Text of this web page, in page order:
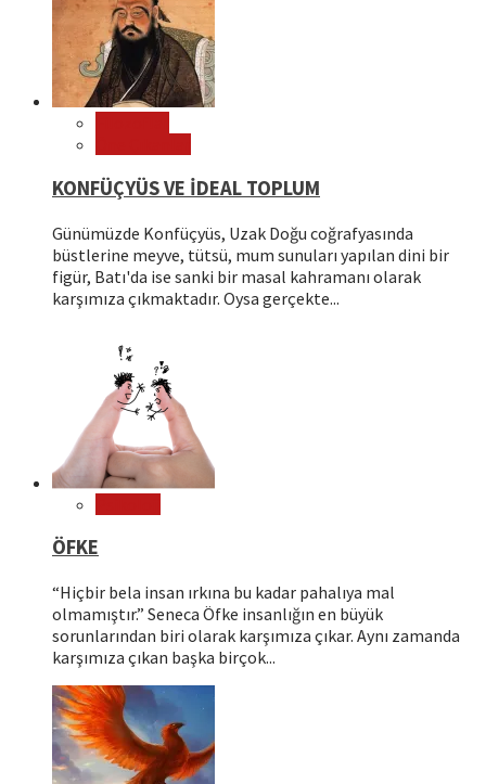
KONFÜÇYÜS VE İDEAL TOPLUM
Günümüzde Konfüçyüs, Uzak Doğu coğrafyasında
büstlerine meyve, tütsü, mum sunuları yapılan dini bir
figür, Batı'da ise sanki bir masal kahramanı olarak
karşımıza çıkmaktadır. Oysa gerçekte...
ÖFKE
“Hiçbir bela insan ırkına bu kadar pahalıya mal
olmamıştır.” Seneca Öfke insanlığın en büyük
sorunlarından biri olarak karşımıza çıkar. Aynı zamanda
karşımıza çıkan başka birçok...